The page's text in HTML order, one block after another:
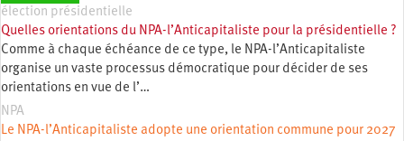
élection présidentielle
Quelles orientations du NPA-l’Anticapitaliste pour la présidentielle ?
Comme à chaque échéance de ce type, le NPA-l’Anticapitaliste
organise un vaste processus démocratique pour décider de ses
orientations en vue de l’…
NPA
Le NPA-l’Anticapitaliste adopte une orientation commune pour 2027